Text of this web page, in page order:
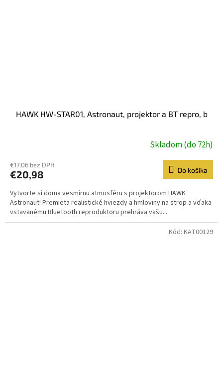
HAWK HW-STAR01, Astronaut, projektor a BT repro, b
Skladom (do 72h)
€17,06 bez DPH
€20,98 Do košíka
Vytvorte si doma vesmírnu atmosféru s projektorom HAWK
Astronaut! Premieta realistické hviezdy a hmloviny na strop a vďaka
vstavanému Bluetooth reproduktoru prehráva vašu...
Kód: KAT00129